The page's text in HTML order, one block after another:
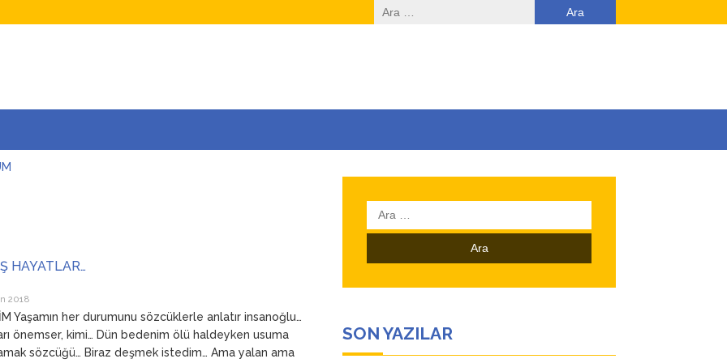
Arama:
HAYATLAR…
2018
Yaşamın her durumunu sözcüklerle anlatır insanoğlu…
önemser, kimi… Dün bedenim ölü haldeyken usuma
sözcüğü… Biraz deşmek istedim… Ama yalan ama
Arama:
SON YAZILAR